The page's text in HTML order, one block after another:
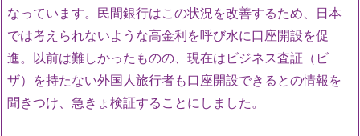
なっています。民間銀行はこの状況を改善するため、日本
では考えられないような高金利を呼び水に口座開設を促
進。以前は難しかったものの、現在はビジネス査証（ビ
ザ）を持たない外国人旅行者も口座開設できるとの情報を
聞きつけ、急きょ検証することにしました。